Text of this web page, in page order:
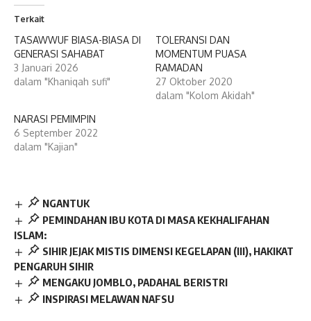
Terkait
TASAWWUF BIASA-BIASA DI
GENERASI SAHABAT
3 Januari 2026
dalam "Khaniqah sufi"
TOLERANSI DAN
MOMENTUM PUASA
RAMADAN
27 Oktober 2020
dalam "Kolom Akidah"
NARASI PEMIMPIN
6 September 2022
dalam "Kajian"
NGANTUK
PEMINDAHAN IBU KOTA DI MASA KEKHALIFAHAN
ISLAM:
SIHIR JEJAK MISTIS DIMENSI KEGELAPAN (III), HAKIKAT
PENGARUH SIHIR
MENGAKU JOMBLO, PADAHAL BERISTRI
INSPIRASI MELAWAN NAFSU